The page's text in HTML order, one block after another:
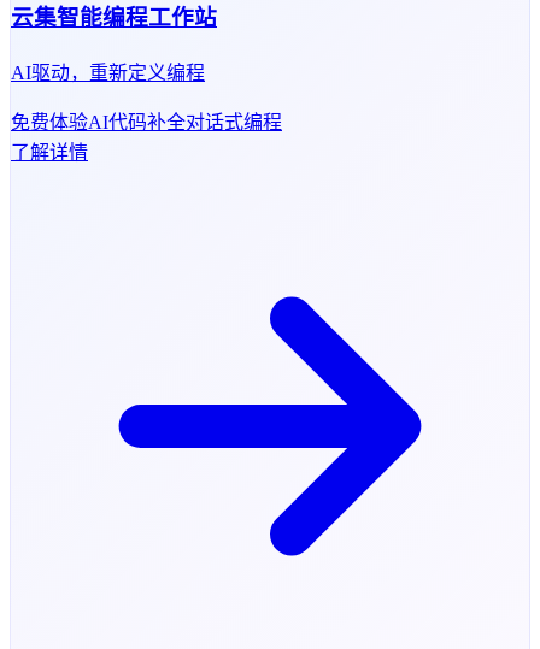
云集智能编程工作站
AI驱动，重新定义编程
免费体验AI代码补全对话式编程
了解详情